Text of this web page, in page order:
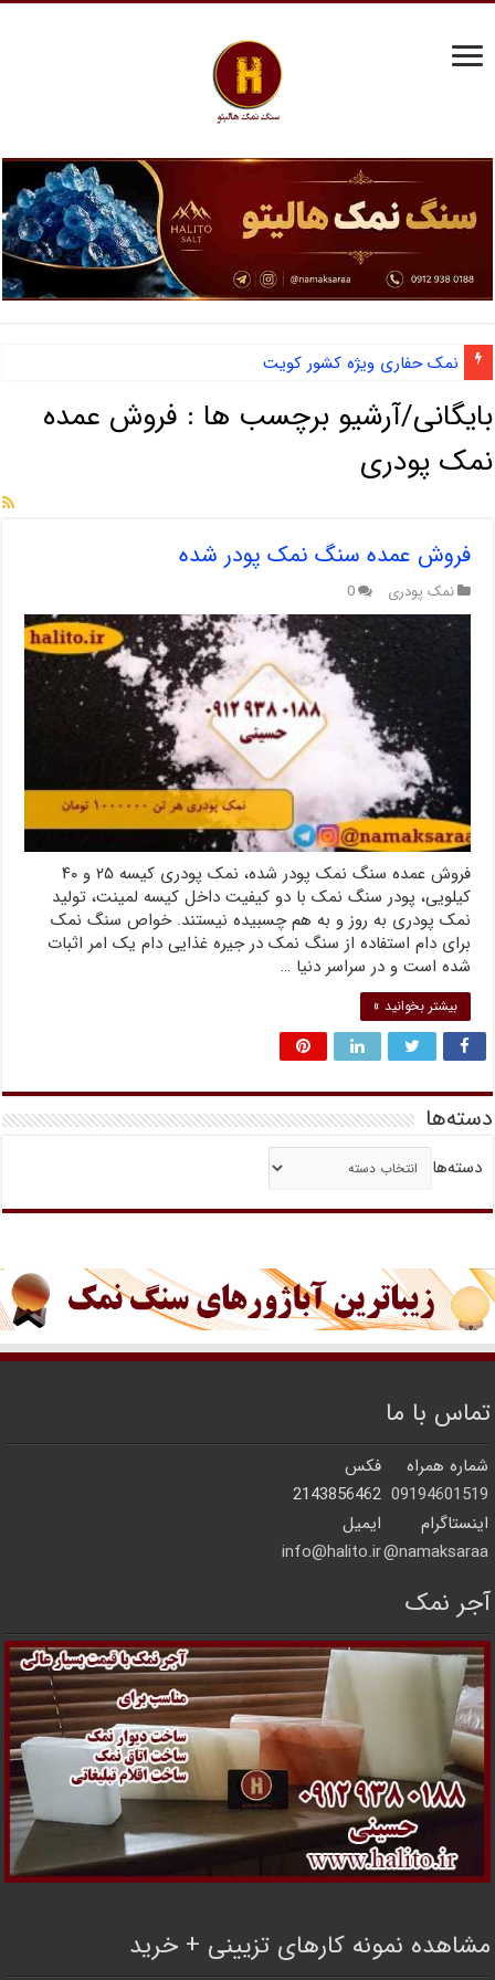
نمک حفاری ویژه کشور کویت
بایگانی/آرشیو برچسب ها : فروش عمده
نمک پودری
فروش عمده سنگ نمک پودر شده
نمک پودری 0
فروش عمده سنگ نمک پودر شده، نمک پودری کیسه ۲۵ و ۴۰
کیلویی، پودر سنگ نمک با دو کیفیت داخل کیسه لمینت، تولید
نمک پودری به روز و به هم چسبیده نیستند. خواص سنگ نمک
برای دام استفاده از سنگ نمک در جیره غذایی دام یک امر اثبات
شده است و در سراسر دنیا …
بیشتر بخوانید »
دسته‌ها
دسته‌ها
تماس با ما
شماره همراه
فکس
09194601519
2143856462
اینستاگرام
ایمیل
namaksaraa@
info@halito.ir
آجر نمک
مشاهده نمونه کارهای تزیینی + خرید